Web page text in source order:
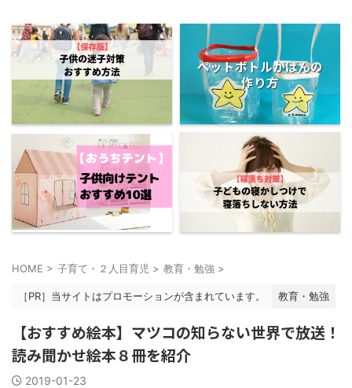
ペットボトルかばんの
作り方
HOME > 子育て・２人目育児 > 教育・勉強 >
［PR］当サイトはプロモーションが含まれています。 教育・勉強
【おすすめ絵本】マツコの知らない世界で放送！
読み聞かせ絵本８冊を紹介
2019-01-23